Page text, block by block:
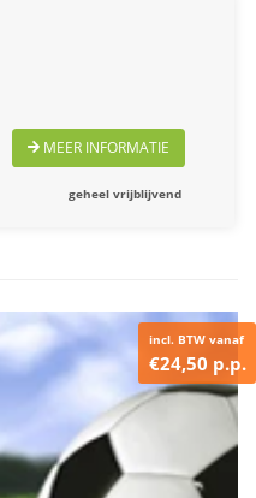
MEER INFORMATIE
geheel vrijblijvend
incl. BTW vanaf
€24,50 p.p.